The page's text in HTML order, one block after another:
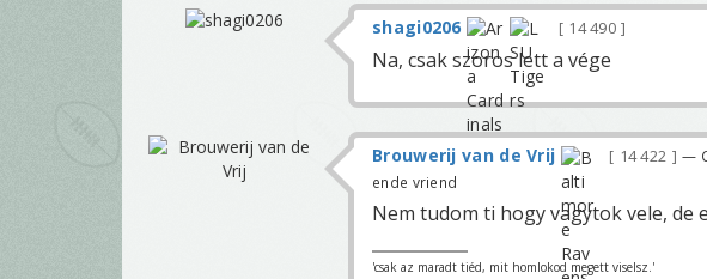
shagi0206 14 490
Na, csak szoros lett a vége
Brouwerij van de Vrij 14 422
—
ende vriend
Nem tudom ti hogy vagytok vele, de
'csak az maradt tiéd, mit homlokod megett viselsz.'